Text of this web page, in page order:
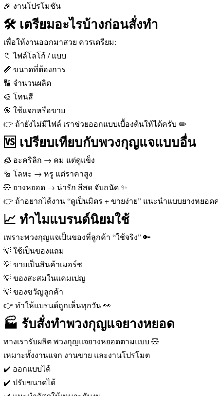
🎉 งานโปรโมชัน
🛠️ เตรียมอะไรบ้างก่อนสั่งทำ
เพื่อให้งานออกมาสวย ควรเตรียม:
📁 ไฟล์โลโก้ / แบบ
📏 ขนาดที่ต้องการ
🔢 จำนวนผลิต
🎨 โทนสี
🎯 ใช้แจกหรือขาย
👉 ถ้ายังไม่มีไฟล์ เราช่วยออกแบบเบื้องต้นให้ได้ครับ ✏️
🆚 เปรียบเทียบกับพวงกุญแจแบบอื่น
🧊 อะคริลิก → คม แต่ดูแข็ง
🔩 โลหะ → หรู แต่ราคาสูง
🧸 ยางหยอด → น่ารัก สีสด จับถนัด ✨
👉 ถ้าอยากได้งาน “ดูเป็นมิตร + ขายง่าย” แนะนำแบบยางหยอด
📈 ทำไมแบรนด์นิยมใช้
เพราะพวงกุญแจเป็นของที่ลูกค้า “ใช้จริง” 🔑
💡 ใช้เป็นของแถม
💡 ขายเป็นสินค้าเมอร์ช
💡 ของสะสมในแคมเปญ
💡 ของขวัญลูกค้า
👉 ทำให้แบรนด์ถูกเห็นทุกวัน 👀
🏭 รับสั่งทำพวงกุญแจยางหยอด
ทางเรารับผลิต พวงกุญแจยางหยอดตามแบบ 🧸
เหมาะทั้งงานแจก งานขาย และงานโปรโมต
✔️ ออกแบบได้
✔️ ปรับขนาดได้